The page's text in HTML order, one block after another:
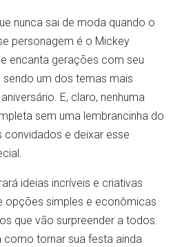
nunca sai de moda quando o
personagem é o Mickey
encanta gerações com seu
um dos temas mais
E, claro, nenhuma
sem uma lembrancinha do
convidados e deixar esse
ideias incríveis e criativas
opções simples e econômicas
que vão surpreender a todos.
como tornar sua festa ainda